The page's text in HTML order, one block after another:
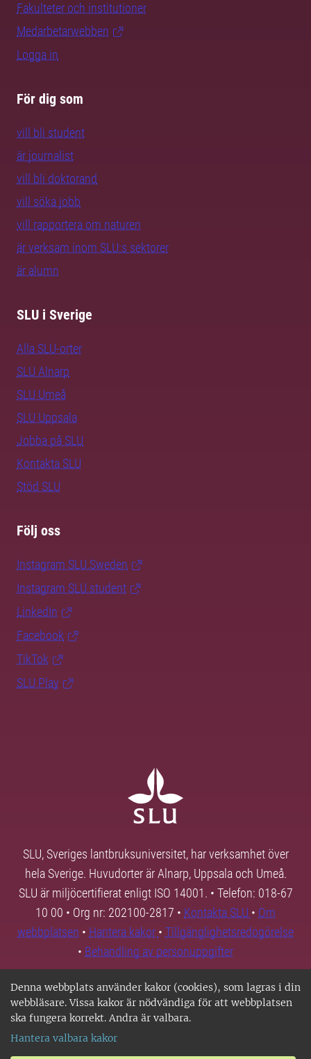
Denna webbplats använder kakor (cookies), som lagras i din
webbläsare. Vissa kakor är nödvändiga för att webbplatsen
ska fungera korrekt. Andra är valbara.
Hantera valbara kakor
Fakulteter och institutioner
Medarbetarwebben
Logga in
För dig som
vill bli student
är journalist
vill bli doktorand
vill söka jobb
vill rapportera om naturen
är verksam inom SLU:s sektorer
är alumn
SLU i Sverige
Alla SLU-orter
SLU Alnarp
SLU Umeå
SLU Uppsala
Jobba på SLU
Kontakta SLU
Stöd SLU
Följ oss
Instagram SLU.Sweden
Instagram SLU.student
LinkedIn
Facebook
TikTok
SLU Play
SLU, Sveriges lantbruksuniversitet, har verksamhet över
hela Sverige. Huvudorter är Alnarp, Uppsala och Umeå.
SLU är miljöcertifierat enligt ISO 14001. • Telefon: 018-67
10 00 • Org nr: 202100-2817 • Kontakta SLU • Om
webbplatsen • Hantera kakor • Tillgänglighetsredogörelse
• Behandling av personuppgifter